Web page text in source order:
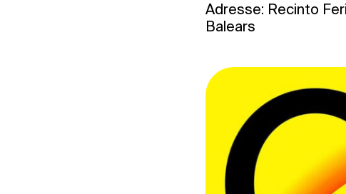
Adresse: Recinto
Balears